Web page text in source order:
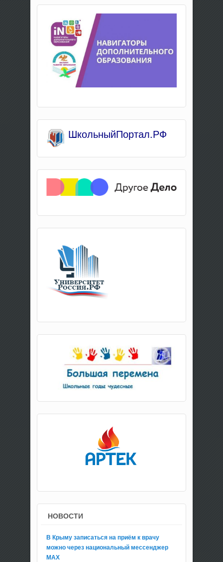
ШкольныйПортал.РФ
НОВОСТИ
В Крыму записаться на приём к врачу
можно через национальный мессенджер
МАХ